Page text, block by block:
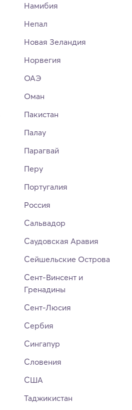
Намибия
Непал
Новая Зеландия
Норвегия
ОАЭ
Оман
Пакистан
Палау
Парагвай
Перу
Португалия
Россия
Сальвадор
Саудовская Аравия
Сейшельские Острова
Сент-Винсент и
Гренадины
Сент-Люсия
Сербия
Сингапур
Словения
США
Таджикистан